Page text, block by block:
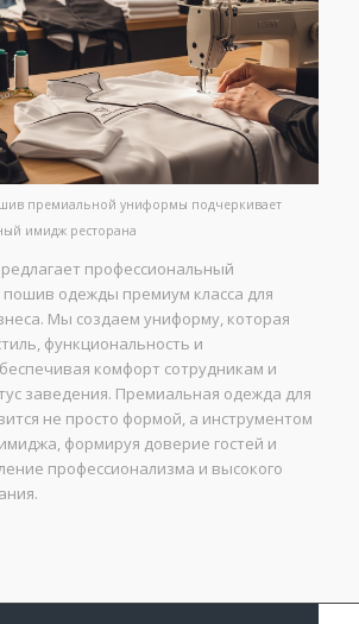
премиальной униформы подчеркивает
имидж ресторана
профессиональный
одежды премиум класса для
Мы создаем униформу, которая
функциональность и
комфорт сотрудникам и
заведения. Премиальная одежда для
не просто формой, а инструментом
формируя доверие гостей и
профессионализма и высокого